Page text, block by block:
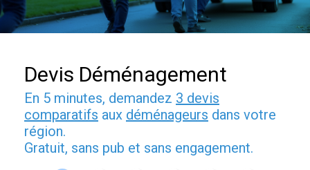
Devis Déménagement
En 5 minutes, demandez 3 devis
comparatifs aux déménageurs dans votre
région.
Gratuit, sans pub et sans engagement.